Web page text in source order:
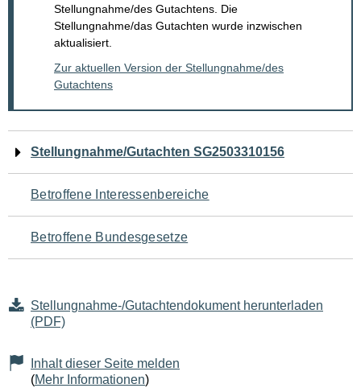
Stellungnahme/des Gutachtens. Die
Stellungnahme/das Gutachten wurde inzwischen
aktualisiert.
Zur aktuellen Version der Stellungnahme/des
Gutachtens
Navigation
für
den
Seiteninhalt
Stellungnahme/Gutachten SG2503310156
Betroffene Interessenbereiche
Betroffene Bundesgesetze
Stellungnahme-/Gutachtendokument herunterladen
(PDF)
Inhalt dieser Seite melden
(Mehr Informationen)